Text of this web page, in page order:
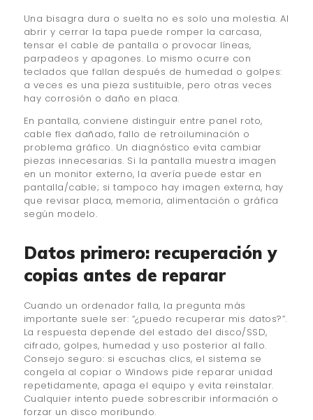
Una bisagra dura o suelta no es solo una molestia. Al
abrir y cerrar la tapa puede romper la carcasa,
tensar el cable de pantalla o provocar líneas,
parpadeos y apagones. Lo mismo ocurre con
teclados que fallan después de humedad o golpes:
a veces es una pieza sustituible, pero otras veces
hay corrosión o daño en placa.
En pantalla, conviene distinguir entre panel roto,
cable flex dañado, fallo de retroiluminación o
problema gráfico. Un diagnóstico evita cambiar
piezas innecesarias. Si la pantalla muestra imagen
en un monitor externo, la avería puede estar en
pantalla/cable; si tampoco hay imagen externa, hay
que revisar placa, memoria, alimentación o gráfica
según modelo.
Datos primero: recuperación y
copias antes de reparar
Cuando un ordenador falla, la pregunta más
importante suele ser: “¿puedo recuperar mis datos?”.
La respuesta depende del estado del disco/SSD,
cifrado, golpes, humedad y uso posterior al fallo.
Consejo seguro: si escuchas clics, el sistema se
congela al copiar o Windows pide reparar unidad
repetidamente, apaga el equipo y evita reinstalar.
Cualquier intento puede sobrescribir información o
forzar un disco moribundo.